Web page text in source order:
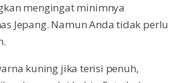
mengingat minimnya
Jepang. Namun Anda tidak perlu
kuning jika terisi penuh,